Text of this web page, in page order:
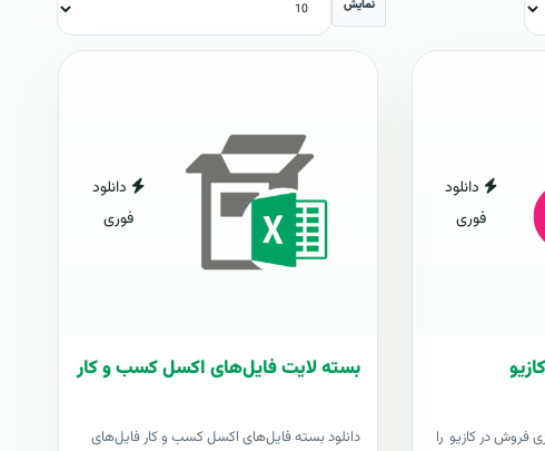
نمایش
دانلود
فوری
فروش در کازیو را
دانلود
فوری
بسته لایت فایل‌های اکسل کسب و کار
دانلود بسته فایل‌های اکسل کسب و کار فایل‌های